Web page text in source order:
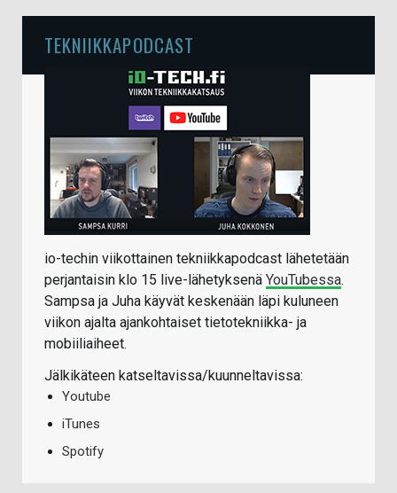
TEKNIIKKAPODCAST
io-techin viikottainen tekniikkapodcast lähetetään
perjantaisin klo 15 live-lähetyksenä YouTubessa.
Sampsa ja Juha käyvät keskenään läpi kuluneen
viikon ajalta ajankohtaiset tietotekniikka- ja
mobiiliaiheet.
Jälkikäteen katseltavissa/kuunneltavissa:
Youtube
iTunes
Spotify